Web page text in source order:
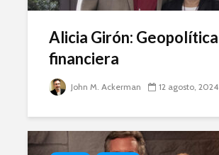
Alicia Girón: Geopolítica
financiera
John M. Ackerman 12 agosto, 2024